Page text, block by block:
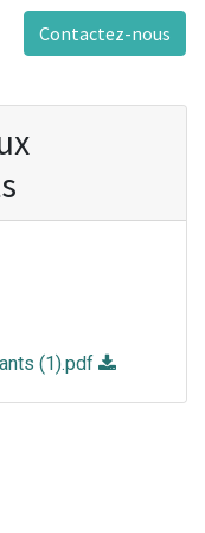
Contactez-nous
(1).pdf